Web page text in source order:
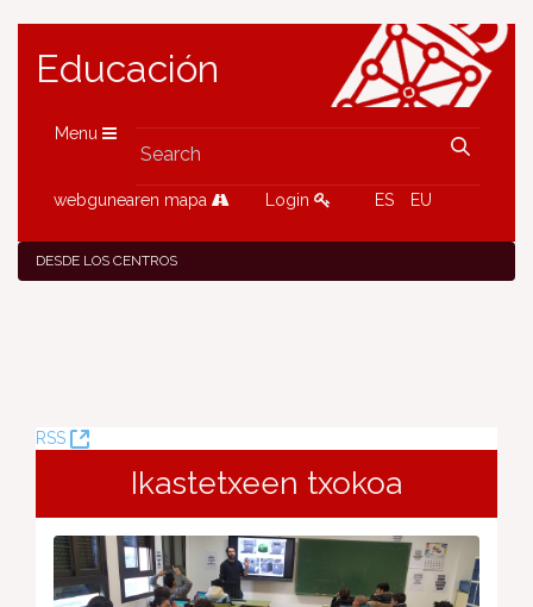
Educación
Menu
webgunearen mapa Login ES EU
DESDE LOS CENTROS
RSS
(Opens
Window)Ikastetxeen txokoa